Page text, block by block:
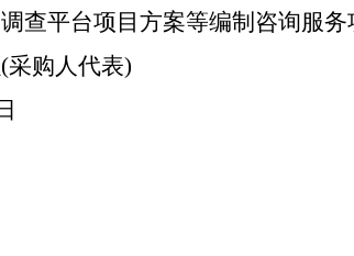
查平台项目方案等编制咨询服务
(采购人代表)